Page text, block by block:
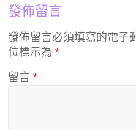
發佈留言
發佈留言必須填寫的電子
位標示為*
留言*